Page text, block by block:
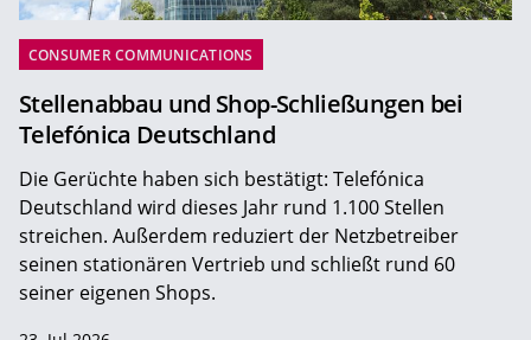
CONSUMER COMMUNICATIONS
Stellenabbau und Shop-Schließungen bei
Telefónica Deutschland
Die Gerüchte haben sich bestätigt: Telefónica
Deutschland wird dieses Jahr rund 1.100 Stellen
streichen. Außerdem reduziert der Netzbetreiber
seinen stationären Vertrieb und schließt rund 60
seiner eigenen Shops.